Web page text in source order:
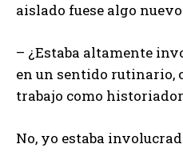
aislado fuese algo
– ¿Estaba altamente
en un sentido rutinario,
trabajo como
No, yo estaba